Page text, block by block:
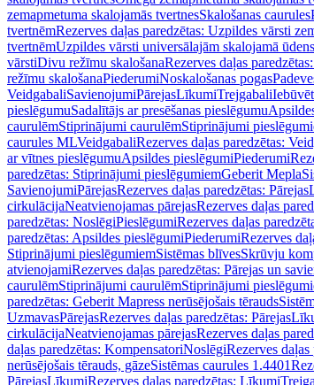
zemapmetuma skalojamās tvertnesSkalošanas caurules
tvertnēmRezerves daļas paredzētas: Uzpildes vārsti
tvertnēmUzpildes vārsti universālajām skalojamā
vārstiDivu režīmu skalošanaRezerves daļas
režīmu skalošanaPiederumiNoskalošanas pogas
VeidgabaliSavienojumiPārejasLīkumiTrejgabali
pieslēgumuSadalītājs ar presēšanas pieslēgumu
caurulēmStiprinājumi caurulēmStiprinājumi
caurules MLVeidgabaliRezerves daļas paredzētas:
ar vītnes pieslēgumuApsildes pieslēgumiPiederumi
paredzētas: Stiprinājumi pieslēgumiemGeberit Mepla
SavienojumiPārejasRezerves daļas paredzētas: Pārejas
cirkulācijaNeatvienojamas pārejasRezerves daļas
paredzētas: NoslēgiPieslēgumiRezerves daļas
paredzētas: Apsildes pieslēgumiPiederumiRezerves
Stiprinājumi pieslēgumiemSistēmas blīvesSkrūvju
atvienojamiRezerves daļas paredzētas: Pārejas un
caurulēmStiprinājumi caurulēmStiprinājumi
paredzētas: Geberit Mapress nerūsējošais tērauds
UzmavasPārejasRezerves daļas paredzētas: Pārejas
cirkulācijaNeatvienojamas pārejasRezerves daļas
daļas paredzētas: KompensatoriNoslēgiRezerves
nerūsējošais tērauds, gāzeSistēmas caurules 1.4401
PārejasLīkumiRezerves daļas paredzētas: Līkumi